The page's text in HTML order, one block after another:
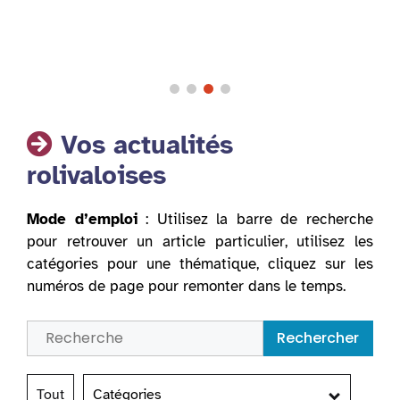
Vos actualités
rolivaloises
Mode d’emploi: Utilisez la barre de recherche
pour retrouver un article particulier, utilisez les
catégories pour une thématique, cliquez sur les
numéros de page pour remonter dans le temps.
Rechercher
Tout Catégories